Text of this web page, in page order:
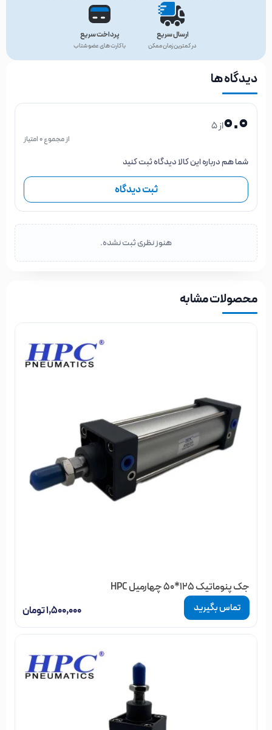
ارسال سریع
در کمترین زمان ممکن
پرداخت سریع
با کارت های عضو شتاب
دیدگاه ها
0.0از 5
از مجموع 0 امتیاز
شما هم درباره این کالا دیدگاه ثبت کنید
ثبت دیدگاه
هنوز نظری ثبت نشده.
محصولات مشابه
جک پنوماتیک 125*50 چهارمیل HPC
۱,۵۰۰,۰۰۰تومان تماس بگیرید